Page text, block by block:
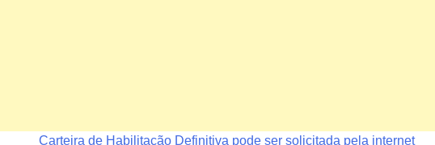
Carteira de Habilitação Definitiva pode ser solicitada pela internet